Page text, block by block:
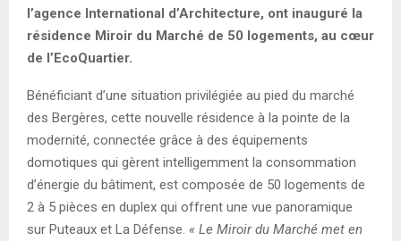
l’agence International d’Architecture, ont inauguré la
résidence Miroir du Marché de 50 logements, au cœur
de l’EcoQuartier.
Bénéficiant d’une situation privilégiée au pied du marché
des Bergères, cette nouvelle résidence à la pointe de la
modernité, connectée grâce à des équipements
domotiques qui gèrent intelligemment la consommation
d’énergie du bâtiment, est composée de 50 logements de
2 à 5 pièces en duplex qui offrent une vue panoramique
sur Puteaux et La Défense. « Le Miroir du Marché met en